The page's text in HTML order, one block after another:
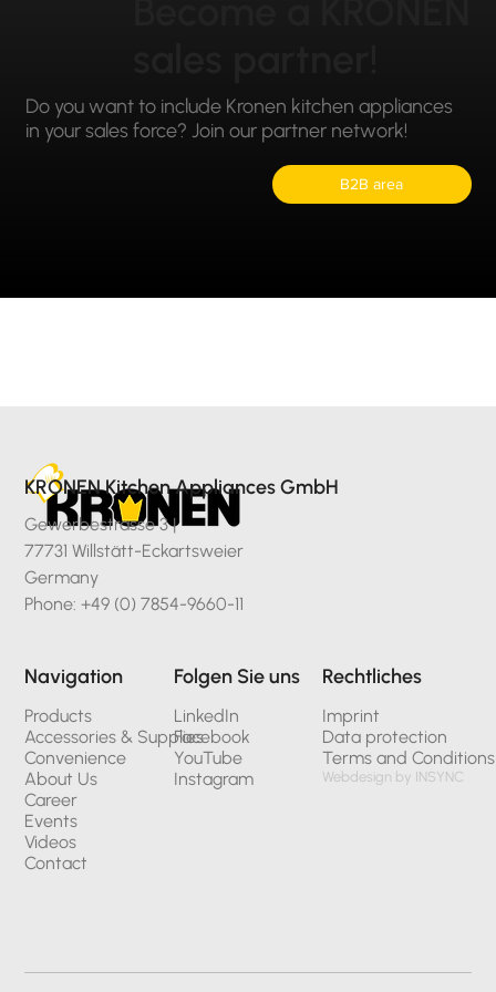
Do you want to include Kronen kitchen appliances
in your sales force? Join our partner network!
B2B area
KRONEN Kitchen Appliances GmbH
Gewerbestrasse 3 |
77731 Willstätt-Eckartsweier
Germany
Phone: +49 (0) 7854-9660-11
Navigation
Products
Accessories & Supplies
Convenience
About Us
Career
Events
Videos
Contact
Folgen Sie uns
LinkedIn
Facebook
YouTube
Instagram
Rechtliches
Imprint
Data protection
Terms and Conditions
Webdesign by INSYNC